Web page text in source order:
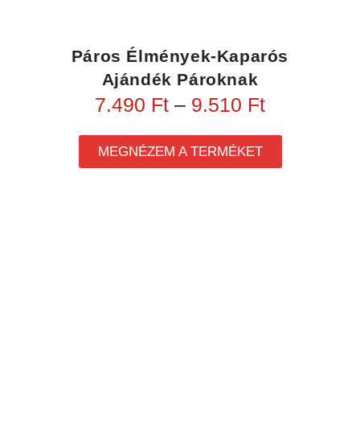
Páros Élmények-Kaparós
Ajándék Pároknak
7.490 Ft – 9.510 Ft
MEGNÉZEM A TERMÉKET